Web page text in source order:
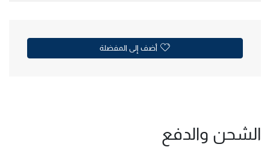
أضف إلى المفضلة
الشحن والدفع